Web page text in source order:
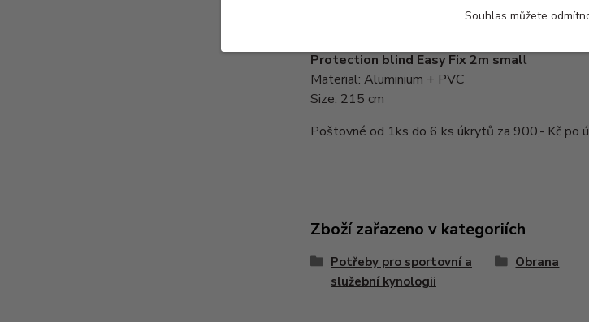
Protection blind Easy Fix 2m small
Material: Aluminium + PVC
Size: 215 cm
Poštovné od 1ks do 6 ks úkrytů za 900,- Kč po
Zboží zařazeno v kategoriích
Potřeby pro sportovní a
služební kynologii
Obrana
Souhlas můžete